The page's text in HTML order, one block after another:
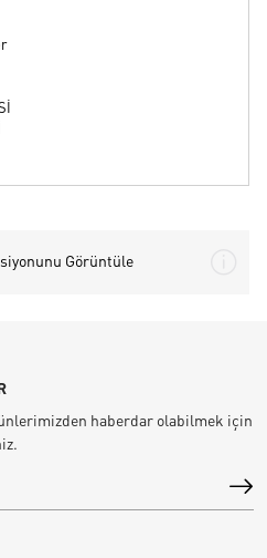
Görüntüle
haberdar olabilmek için